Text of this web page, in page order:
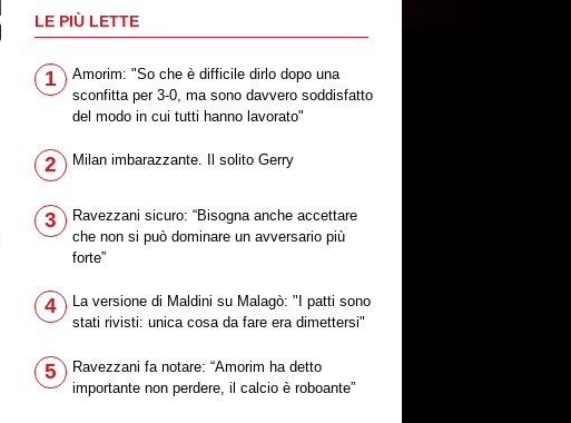
LE PIÙ LETTE
1
Amorim: "So che è difficile dirlo dopo una
sconfitta per 3-0, ma sono davvero soddisfatto
del modo in cui tutti hanno lavorato"
2 Milan imbarazzante. Il solito Gerry
3
Ravezzani sicuro: “Bisogna anche accettare
che non si può dominare un avversario più
forte”
4
La versione di Maldini su Malagò: "I patti sono
stati rivisti: unica cosa da fare era dimettersi"
5
Ravezzani fa notare: “Amorim ha detto
importante non perdere, il calcio è roboante”